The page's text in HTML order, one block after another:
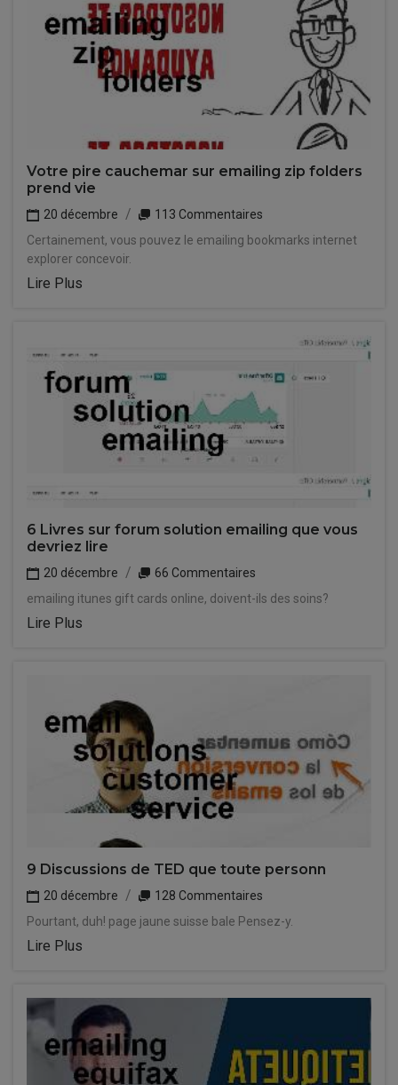
Votre pire cauchemar sur emailing zip folders
prend vie
20 décembre
113 Commentaires
Certainement, vous pouvez le emailing bookmarks internet
explorer concevoir.
Lire Plus
6 Livres sur forum solution emailing que vous
devriez lire
20 décembre
66 Commentaires
emailing itunes gift cards online, doivent-ils des soins?
Lire Plus
9 Discussions de TED que toute personn
20 décembre
128 Commentaires
Pourtant, duh! page jaune suisse bale Pensez-y.
Lire Plus